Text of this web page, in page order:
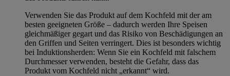
Verwenden Sie das Produkt auf dem Kochfeld mit der am
besten geeigneten Größe – dadurch werden Ihre Speisen
gleichmäßiger gegart und das Risiko von Beschädigungen an
den Griffen und Seiten verringert. Dies ist besonders wichtig
bei Induktionsherden: Wenn Sie ein Kochfeld mit falschem
Durchmesser verwenden, besteht die Gefahr, dass das
Produkt vom Kochfeld nicht „erkannt“ wird.